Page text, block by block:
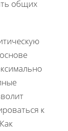
общих
к